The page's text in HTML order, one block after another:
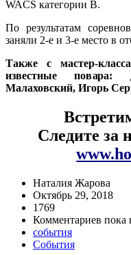
WACS категории В.
По результатам
заняли 2-е и 3-е место в
Также с мастер-
известные
Малаховский, Игорь
Следите за
Наталия Жарова
Октябрь 29, 2018
1769
Комментариев пока
события
События